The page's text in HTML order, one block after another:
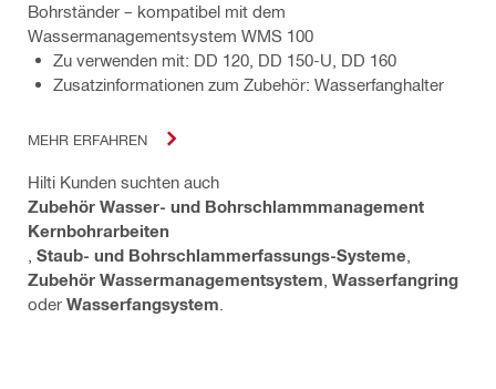
Bohrständer – kompatibel mit dem
Wassermanagementsystem WMS 100
Zu verwenden mit: DD 120, DD 150-U, DD 160
Zusatzinformationen zum Zubehör: Wasserfanghalter
MEHR ERFAHREN
Hilti Kunden suchten auch
Zubehör Wasser- und Bohrschlammmanagement
Kernbohrarbeiten
Staub- und Bohrschlammerfassungs-Systeme
Zubehör Wassermanagementsystem Wasserfangring
oder Wasserfangsystem